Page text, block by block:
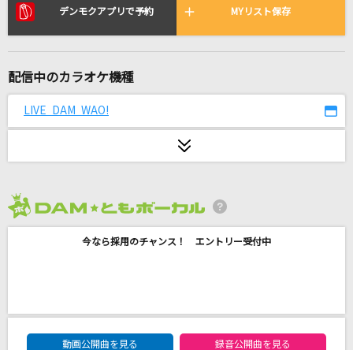
リアルタイムで歌われている曲の一覧
風になる
サムシング・ニュー
デンモクアプリで予約 MYリスト保存
配信中のカラオケ機種
LIVE DAM WAO!
今なら採用のチャンス！ エントリー受付中
DAM★ともボーカルエントリーランキング
動画公開曲を見る
録音公開曲を見る